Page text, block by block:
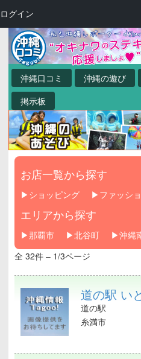
沖縄口コミ 沖縄の遊び
掲示板
お店一覧から探す
ショッピング ファッシ
エリアから探す
那覇市 北谷町 沖縄
全 32件 – 1/3ページ
道の駅 い
道の駅
糸満市
ログイン